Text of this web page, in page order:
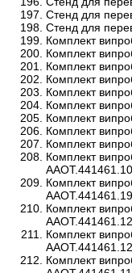
Стенд для
Стенд для
Комплект
Комплект
Комплект
Комплект
Комплект
Комплект
Комплект
Комплект
Комплект
Комплект
Комплект
Комплект
Комплект
Комплект